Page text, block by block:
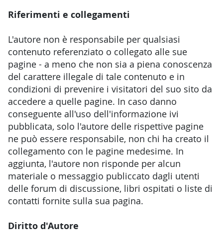
Riferimenti e collegamenti
L'autore non è responsabile per qualsiasi
contenuto referenziato o collegato alle sue
pagine - a meno che non sia a piena conoscenza
del carattere illegale di tale contenuto e in
condizioni di prevenire i visitatori del suo sito da
accedere a quelle pagine. In caso danno
conseguente all'uso dell'informazione ivi
pubblicata, solo l'autore delle rispettive pagine
ne può essere responsabile, non chi ha creato il
collegamento con le pagine medesime. In
aggiunta, l'autore non risponde per alcun
materiale o messaggio publiccato dagli utenti
delle forum di discussione, libri ospitati o liste di
contatti fornite sulla sua pagina.
Diritto d'Autore